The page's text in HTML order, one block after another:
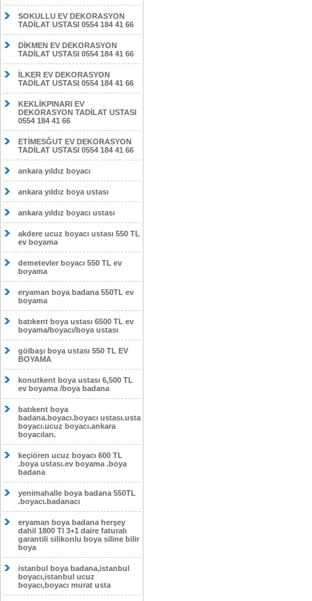
SOKULLU EV DEKORASYON
TADİLAT USTASI 0554 184 41 66
DİKMEN EV DEKORASYON
TADİLAT USTASI 0554 184 41 66
İLKER EV DEKORASYON
TADİLAT USTASI 0554 184 41 66
KEKLİKPINARI EV
DEKORASYON TADİLAT USTASI
0554 184 41 66
ETİMESĞUT EV DEKORASYON
TADİLAT USTASI 0554 184 41 66
ankara yıldız boyacı
ankara yıldız boya ustası
ankara yıldız boyacı ustası
akdere ucuz boyacı ustası 550 TL
ev boyama
demetevler boyacı 550 TL ev
boyama
eryaman boya badana 550TL ev
boyama
batıkent boya ustası 6500 TL ev
boyama/boyacı/boya ustası
gölbaşı boya ustası 550 TL EV
BOYAMA
konutkent boya ustası 6,500 TL
ev boyama /boya badana
batıkent boya
badana.boyacı.boyacı ustası.usta
boyacı.ucuz boyacı.ankara
boyacıları.
keçiören ucuz boyacı 600 TL
.boya ustası.ev boyama .boya
badana
yenimahalle boya badana 550TL
.boyacı.badanacı
eryaman boya badana herşey
dahil 1800 Tl 3+1 daire faturalı
garantili silikonlu boya siline bilir
boya
istanbul boya badana,istanbul
boyacı,istanbul ucuz
boyacı,boyacı murat usta